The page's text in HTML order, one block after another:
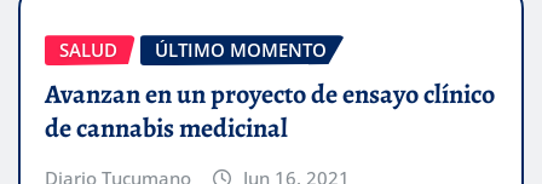
SALUD ÚLTIMO MOMENTO
Avanzan en un proyecto de ensayo clínico
de cannabis medicinal
Diario Tucumano Jun 16, 2021